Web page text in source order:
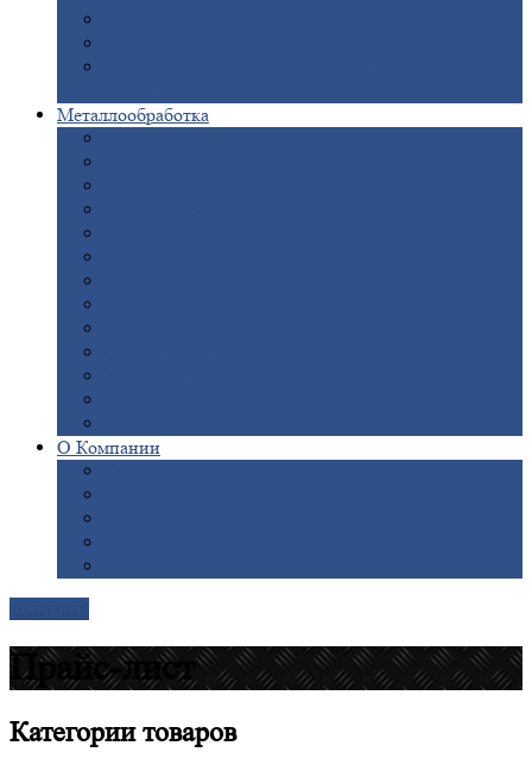
Металлообработка
О Компании
Прайс-лист
Категориитоваров